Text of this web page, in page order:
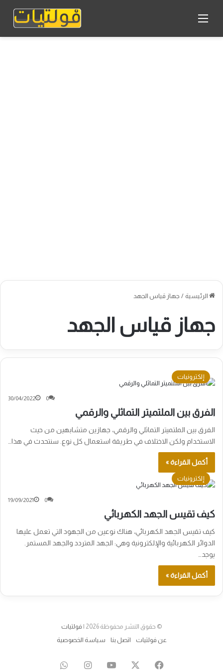
الرئيسية / جهاز قياس الجهد
جهاز قياس الجهد
إلكترونيات
30/04/2022 0
الفرق بين الملتميتر التماثلي والرقمي
الفرق بين الملتميتر التماثلي والرقمي، جهازين متشابهين من حيث
الاستخدام ولكن الاختلاف في طريقة استعمال كل نوع. سنتحدث في هذا…
أكمل القراءة »
إلكترونيات
19/09/2021 0
كيف تقيس الجهد الكهربائي
كيف تقيس الجهد الكهربائي، هناك نوعين من الجهود التي تعمل عليها
الدوائر الكهربائية والإلكترونية وهي: الجهد المتردد والجهد المستمر.
يوجد…
أكمل القراءة »
© حقوق النشر محفوظة 2026 |
فولتيات
عن فولتيات
اتصل بنا سياسة الخصوصية
فيسبوك ‫YouTubeانستقرام